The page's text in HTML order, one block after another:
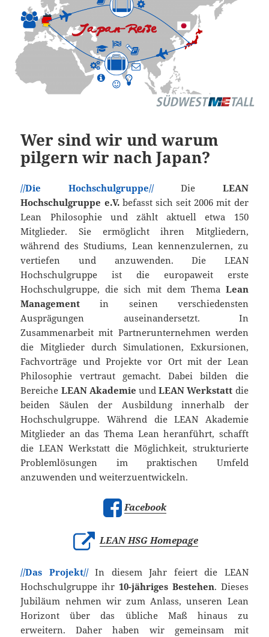
Wer sind wir und warum
pilgern wir nach Japan?
//Die Hochschulgruppe// Die LEAN
Hochschulgruppe e.V.befasst sich seit 2006 mit der
Lean Philosophie und zählt aktuell etwa 150
Mitglieder. Sie ermöglicht ihren Mitgliedern,
während des Studiums, Lean kennenzulernen, zu
vertiefen und anzuwenden. Die LEAN
Hochschulgruppe ist die europaweit erste
Hochschulgruppe, die sich mit dem Thema Lean
Management in seinen verschiedensten
Ausprägungen auseinandersetzt. In
Zusammenarbeit mit Partnerunternehmen werden
die Mitglieder durch Simulationen, Exkursionen,
Fachvorträge und Projekte vor Ort mit der Lean
Philosophie vertraut gemacht. Dabei bilden die
Bereiche LEAN Akademie undLEAN Werkstatt die
beiden Säulen der Ausbildung innerhalb der
Hochschulgruppe. Während die LEAN Akademie
Mitglieder an das Thema Lean heranführt, schafft
die LEAN Werkstatt die Möglichkeit, strukturierte
Problemlösungen im praktischen Umfeld
anzuwenden und weiterzuentwickeln.
Facebook
LEAN HSG Homepage
//Das Projekt// In diesem Jahr feiert die LEAN
Hochschulgruppe ihr 10-jähriges Bestehen. Dieses
Jubiläum nehmen wir zum Anlass, unseren Lean
Horizont über das übliche Maß hinaus zu
erweitern. Daher haben wir gemeinsam mit